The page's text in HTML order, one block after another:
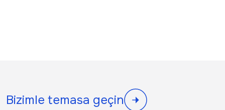
Bizimle temasa geçin